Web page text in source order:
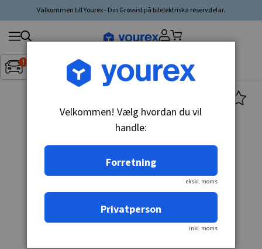
Välkommen till Yourex - Din Grossist på bilelektriska reservdelar.
Inget fordon valt▼
Søg
produkt,
producent,
Velkommen! Vælg hvordan du vil
handle:
Forretning
ekskl. moms
Privatperson
inkl. moms